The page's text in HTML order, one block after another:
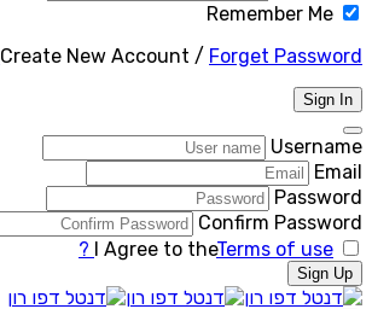
Remember Me
Create New Account / Forget Password?
Sign In
Username
Email
Password
Confirm Password
I Agree to theTerms of use ?
Sign Up